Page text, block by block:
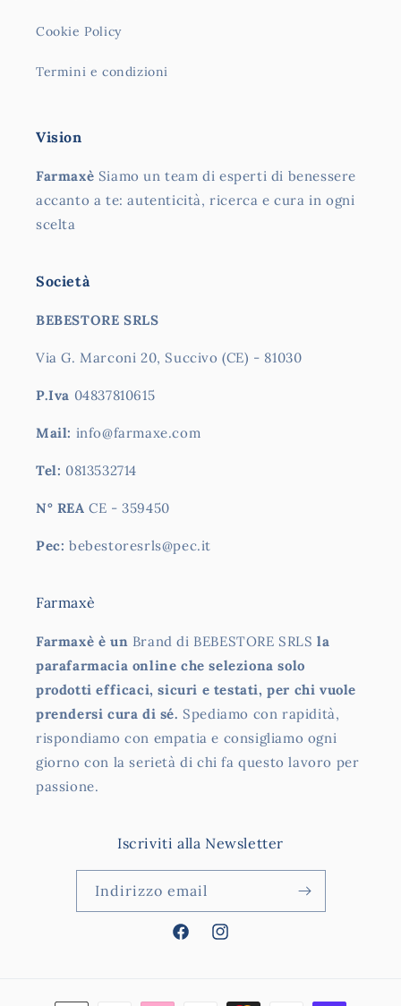
Cookie Policy
Termini e condizioni
Vision
Farmaxè Siamo un team di esperti di benessere
accanto a te: autenticità, ricerca e cura in ogni
scelta
Società
BEBESTORE SRLS
Via G. Marconi 20, Succivo (CE) - 81030
P.Iva 04837810615
Mail: info@farmaxe.com
Tel: 0813532714
N° REA CE - 359450
Pec: bebestoresrls@pec.it
Farmaxè
Farmaxè è un Brand di BEBESTORE SRLS la
parafarmacia online che seleziona solo
prodotti efficaci, sicuri e testati, per chi vuole
prendersi cura di sé. Spediamo con rapidità,
rispondiamo con empatia e consigliamo ogni
giorno con la serietà di chi fa questo lavoro per
passione.
Iscriviti alla Newsletter
Indirizzo email
FacebookInstagram